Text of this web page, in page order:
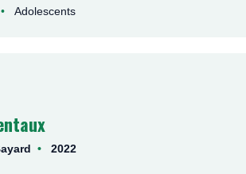
Adolescents
2022